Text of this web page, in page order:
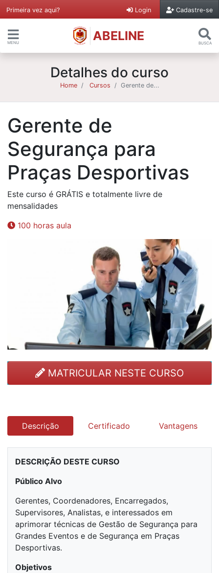
Primeira vez aqui? Login Cadastre-se
MENU ABELINE BUSCA
Detalhes do curso
Home Cursos Gerente de...
Gerente de
Segurança para
Praças Desportivas
Este curso é GRÁTIS e totalmente livre de
mensalidades
100 horas aula
MATRICULAR NESTE CURSO
Descrição Certificado Vantagens
DESCRIÇÃO DESTE CURSO
Público Alvo
Gerentes, Coordenadores, Encarregados,
Supervisores, Analistas, e interessados em
aprimorar técnicas de Gestão de Segurança para
Grandes Eventos e de Segurança em Praças
Desportivas.
Objetivos